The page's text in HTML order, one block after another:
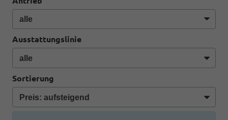
Ausstattungslinie
Sortierung